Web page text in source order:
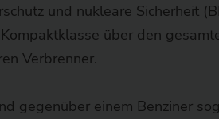
und nukleare Sicherheit
über den
Verbrenner.
gegenüber einem Benziner